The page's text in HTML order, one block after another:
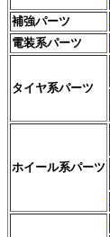
補強パーツ
電装系パーツ
タイヤ系パーツ
ホイール系パーツ